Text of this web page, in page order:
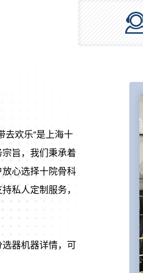
去欢乐”是上海十
旨，我们秉承着
心选择十院骨科
私人定制服务，
器机器详情，可